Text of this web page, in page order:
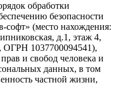
обработки
безопасности
(место нахождения:
д.1, этаж 4,
1037700094541),
и свобод человека и
данных, в том
частной жизни,